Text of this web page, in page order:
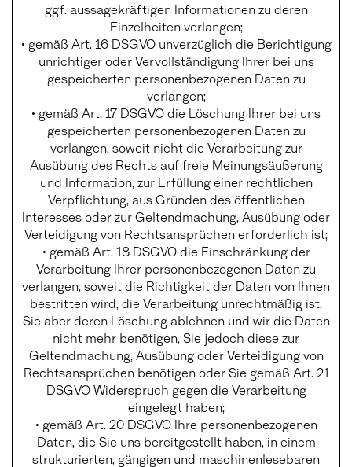
ggf. aussagekräftigen Informationen zu deren
Einzelheiten verlangen;
• gemäß Art. 16 DSGVO unverzüglich die Berichtigung
unrichtiger oder Vervollständigung Ihrer bei uns
gespeicherten personenbezogenen Daten zu
verlangen;
• gemäß Art. 17 DSGVO die Löschung Ihrer bei uns
gespeicherten personenbezogenen Daten zu
verlangen, soweit nicht die Verarbeitung zur
Ausübung des Rechts auf freie Meinungsäußerung
und Information, zur Erfüllung einer rechtlichen
Verpflichtung, aus Gründen des öffentlichen
Interesses oder zur Geltendmachung, Ausübung oder
Verteidigung von Rechtsansprüchen erforderlich ist;
• gemäß Art. 18 DSGVO die Einschränkung der
Verarbeitung Ihrer personenbezogenen Daten zu
verlangen, soweit die Richtigkeit der Daten von Ihnen
bestritten wird, die Verarbeitung unrechtmäßig ist,
Sie aber deren Löschung ablehnen und wir die Daten
nicht mehr benötigen, Sie jedoch diese zur
Geltendmachung, Ausübung oder Verteidigung von
Rechtsansprüchen benötigen oder Sie gemäß Art. 21
DSGVO Widerspruch gegen die Verarbeitung
eingelegt haben;
• gemäß Art. 20 DSGVO Ihre personenbezogenen
Daten, die Sie uns bereitgestellt haben, in einem
strukturierten, gängigen und maschinenlesebaren